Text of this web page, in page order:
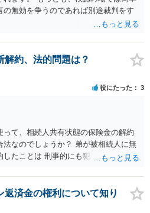
無効を争うのであれば別途裁判をす
解約、法的問題は？
役にたった 3
って、相続人共有状態の保険金の解約
法なのでしょうか？ 弟が被相続人に無
たことは 刑事的にも犯罪となる可能
弁護士に面談で詳しい事情を話して
済金の権利について知り